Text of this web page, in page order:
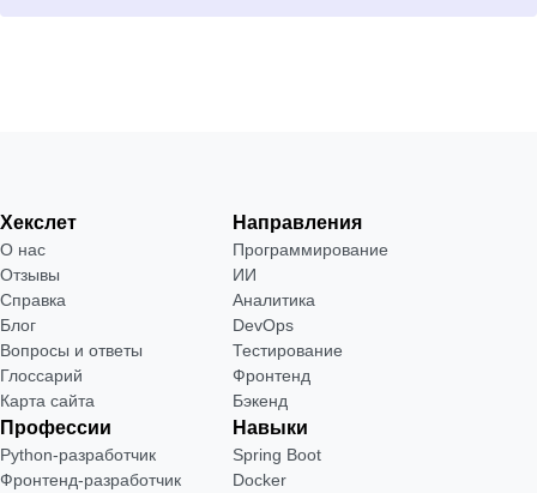
Хекслет
О нас
Отзывы
Справка
Блог
Вопросы и ответы
Глоссарий
Карта сайта
Направления
Программирование
ИИ
Аналитика
DevOps
Тестирование
Фронтенд
Бэкенд
Профессии
Python-разработчик
Фронтенд-разработчик
Навыки
Spring Boot
Docker